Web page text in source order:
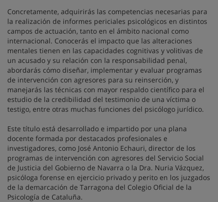
Concretamente, adquirirás las competencias necesarias para
la realización de informes periciales psicológicos en distintos
campos de actuación, tanto en el ámbito nacional como
internacional. Conocerás el impacto que las alteraciones
mentales tienen en las capacidades cognitivas y volitivas de
un acusado y su relación con la responsabilidad penal,
abordarás cómo diseñar, implementar y evaluar programas
de intervención con agresores para su reinserción, y
manejarás las técnicas con mayor respaldo científico para el
estudio de la credibilidad del testimonio de una víctima o
testigo, entre otras muchas funciones del psicólogo jurídico.
Este título está desarrollado e impartido por una plana
docente formada por destacados profesionales e
investigadores, como José Antonio Echauri, director de los
programas de intervención con agresores del Servicio Social
de Justicia del Gobierno de Navarra o la Dra. Nuria Vázquez,
psicóloga forense en ejercicio privado y perito en los juzgados
de la demarcación de Tarragona del Colegio Oficial de la
Psicología de Cataluña.